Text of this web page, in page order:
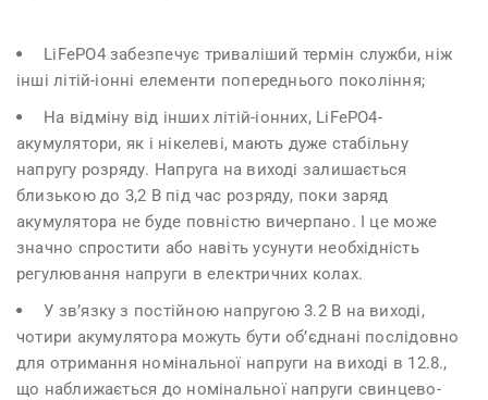
LiFePO4 забезпечує триваліший термін служби, ніж
інші літій-іонні елементи попереднього покоління;
На відміну від інших літій-іонних, LiFePO4-
акумулятори, як і нікелеві, мають дуже стабільну
напругу розряду. Напруга на виході залишається
близькою до 3,2 В під час розряду, поки заряд
акумулятора не буде повністю вичерпано. І це може
значно спростити або навіть усунути необхідність
регулювання напруги в електричних колах.
У зв’язку з постійною напругою 3.2 В на виході,
чотири акумулятора можуть бути об’єднані послідовно
для отримання номінальної напруги на виході в 12.8.,
що наближається до номінальної напруги свинцево-